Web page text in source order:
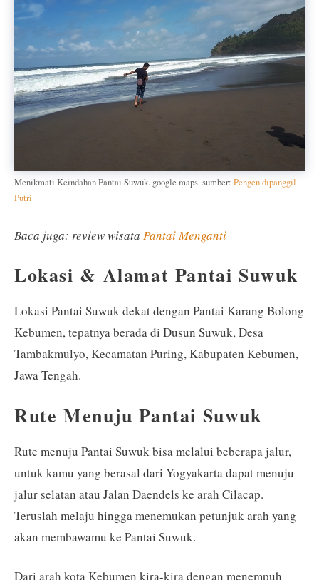
Menikmati Keindahan Pantai Suwuk. google maps. sumber: Pengen dipanggil
Putri
Baca juga: review wisata Pantai Menganti
Lokasi & Alamat Pantai Suwuk
Lokasi Pantai Suwuk dekat dengan Pantai Karang Bolong
Kebumen, tepatnya berada di Dusun Suwuk, Desa
Tambakmulyo, Kecamatan Puring, Kabupaten Kebumen,
Jawa Tengah.
Rute Menuju Pantai Suwuk
Rute menuju Pantai Suwuk bisa melalui beberapa jalur,
untuk kamu yang berasal dari Yogyakarta dapat menuju
jalur selatan atau Jalan Daendels ke arah Cilacap.
Teruslah melaju hingga menemukan petunjuk arah yang
akan membawamu ke Pantai Suwuk.
Dari arah kota Kebumen kira-kira dengan menempuh